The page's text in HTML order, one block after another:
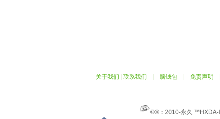
关于我们 联系我们 脑钱包 免责声明
©®：2010-永久